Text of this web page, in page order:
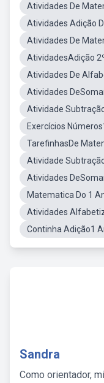
Atividades De
Atividades Adição
Atividades De
AtividadesAdição
Atividades De
Atividades
Atividade
Exercícios
TarefinhasDe
Atividade
Atividades
Matematica Do 1
Atividades
Continha Adição1
Sandra
Como orientador,